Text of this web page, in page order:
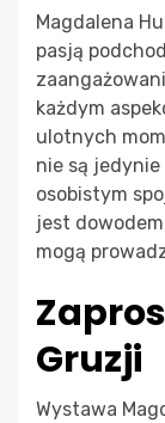
Magdalena
pasją
każdym
ulotnych
nie są
osobistym
jest
mogą
Gruzji
Wystawa